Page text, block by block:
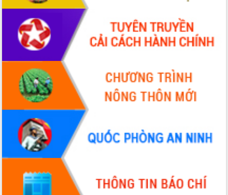
ứng để giữ vững thị trường xuất khẩu
Diễn đàn Kinh tế tư nhân Việt Nam đột
phá cơ chế - Hợp tác công tư
Đề án 06 tạo bước ngoặt đột phá trong
cải cách hành chính tỉnh Đắk Lắk
Kết nối tour, đẩy mạnh chuyển đổi số
để phát triển du lịch Đắk Lắk
Khởi động Dự án Đầu tư xây dựng hạ
tầng kỹ thuật Cụm công nghiệp Tân
Gặp mặt các cơ quan báo chí nhân Kỷ
niệm 101 năm Ngày Báo chí Cách
mạng Việt Nam
Đắk Lắk sơ kết 4 năm triển khai thực
hiện Đề án 06 của Chính phủ
Họp báo thông tin về Hội nghị Công bố
Quy hoạch và Xúc tiến đầu tư tỉnh Đắk